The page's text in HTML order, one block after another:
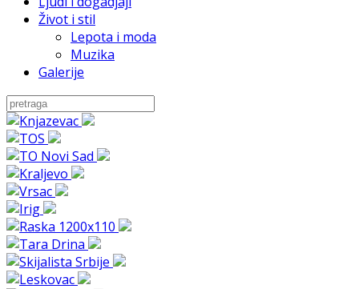
Život i stil
Lepota i moda
Muzika
Galerije